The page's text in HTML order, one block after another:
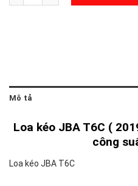
Mô tả
Loa kéo JBA T6C (
công
Loa kéo JBA T6C